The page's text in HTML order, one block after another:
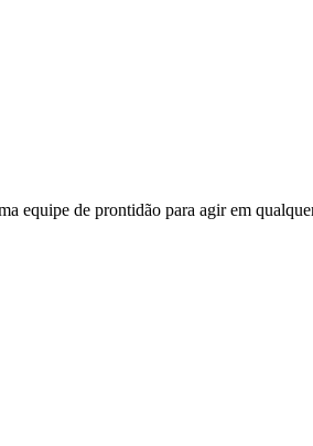
equipe de prontidão para agir em